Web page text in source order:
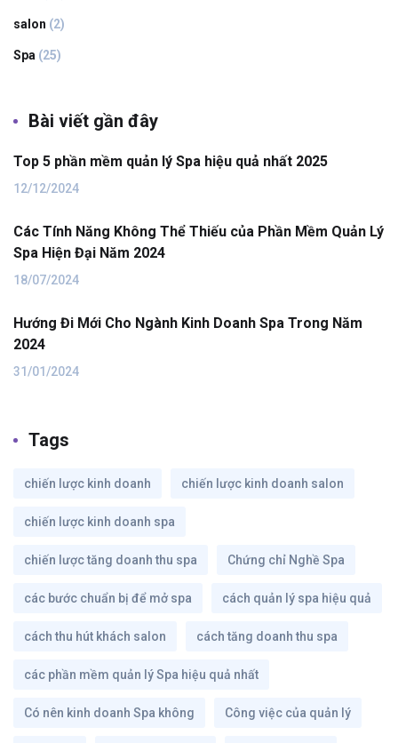
salon (2)
Spa (25)
Bài viết gần đây
Top 5 phần mềm quản lý Spa hiệu quả nhất 2025
12/12/2024
Các Tính Năng Không Thể Thiếu của Phần Mềm Quản Lý
Spa Hiện Đại Năm 2024
18/07/2024
Hướng Đi Mới Cho Ngành Kinh Doanh Spa Trong Năm
2024
31/01/2024
Tags
chiến lược kinh doanh chiến lược kinh doanh salon
chiến lược kinh doanh spa
chiến lược tăng doanh thu spa Chứng chỉ Nghề Spa
các bước chuẩn bị để mở spa cách quản lý spa hiệu quả
cách thu hút khách salon cách tăng doanh thu spa
các phần mềm quản lý Spa hiệu quả nhất
Có nên kinh doanh Spa không Công việc của quản lý